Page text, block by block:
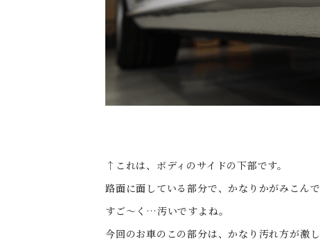
↑これは、ボディのサイドの下部です。
路面に面している部分で、かなりかがみこん
すご～く…汚いですよね。
今回のお車のこの部分は、かなり汚れ方が激